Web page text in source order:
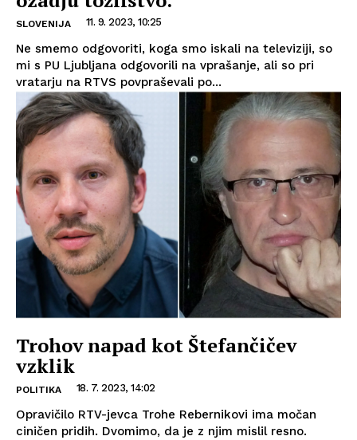
SLOVENIJA 11. 9. 2023, 10:25
Ne smemo odgovoriti, koga smo iskali na televiziji, so
mi s PU Ljubljana odgovorili na vprašanje, ali so pri
vratarju na RTVS povpraševali po...
Trohov napad kot Štefančičev
vzklik
POLITIKA 18. 7. 2023, 14:02
Opravičilo RTV-jevca Trohe Rebernikovi ima močan
ciničen pridih. Dvomimo, da je z njim mislil resno.